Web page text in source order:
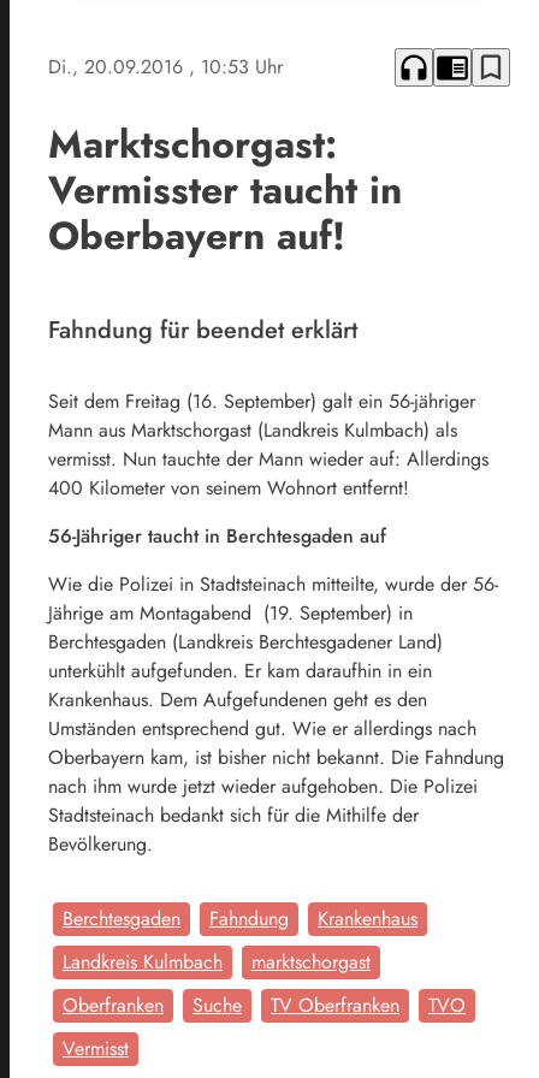
Di., 20.09.2016 , 10:53 Uhr headphones chrome_reader_mode bookmark_border
Marktschorgast:
Vermisster taucht in
Oberbayern auf!
Fahndung für beendet erklärt
Seit dem Freitag (16. September) galt ein 56-jähriger
Mann aus Marktschorgast (Landkreis Kulmbach) als
vermisst. Nun tauchte der Mann wieder auf: Allerdings
400 Kilometer von seinem Wohnort entfernt!
56-Jähriger taucht in Berchtesgaden auf
Wie die Polizei in Stadtsteinach mitteilte, wurde der 56-
Jährige am Montagabend (19. September) in
Berchtesgaden (Landkreis Berchtesgadener Land)
unterkühlt aufgefunden. Er kam daraufhin in ein
Krankenhaus. Dem Aufgefundenen geht es den
Umständen entsprechend gut. Wie er allerdings nach
Oberbayern kam, ist bisher nicht bekannt. Die Fahndung
nach ihm wurde jetzt wieder aufgehoben. Die Polizei
Stadtsteinach bedankt sich für die Mithilfe der
Bevölkerung.
Berchtesgaden Fahndung
Krankenhaus
Landkreis Kulmbach
marktschorgast
Oberfranken
Suche TV Oberfranken
TVO
Vermisst